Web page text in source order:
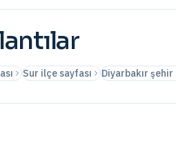
Sur ilçe sayfası Diyarbakır şehir